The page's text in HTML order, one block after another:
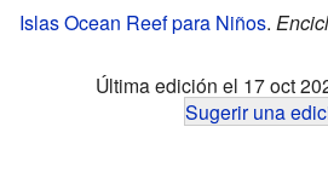
Islas Ocean Reef para Niños.
Última edición el 17 oct
Sugerir una